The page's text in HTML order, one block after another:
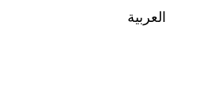
العربية‏